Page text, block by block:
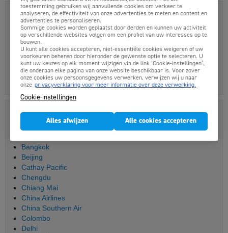
Luchthaven informatie Kathmandu
Luchthaven(s): Kathmandu Tribhuvan International Airport
Vluchtduur
Vervoer stad: 15 minuten per (shuttle)bus of taxi, geen
treinverbindingen
Afstand tot de stad: 8 km
Meer artikels over Azie
Bangkok
Beijing
Cathay Pacific
Chengdu
Chiang Mai
China Airlines
China Southern Air
Colombo
Delhi
toestemming gebruiken wij aanvullende cookies om verkeer te
analyseren, de effectiviteit van onze advertenties te meten en content en
advertenties te personaliseren.
Sommige cookies worden geplaatst door derden en kunnen uw activiteit
op verschillende websites volgen om een profiel van uw interesses op te
bouwen.
U kunt alle cookies accepteren, niet-essentiële cookies weigeren of uw
voorkeuren beheren door hieronder de gewenste optie te selecteren. U
kunt uw keuzes op elk moment wijzigen via de link ‘Cookie-instellingen’,
die onderaan elke pagina van onze website beschikbaar is. Voor zover
onze cookies uw persoonsgegevens verwerken, verwijzen wij u naar
onze privacyverklaring voor meer informatie over deze verwerking.
Cookie-instellingen
Alles afwijzen Alle cookies accepteren